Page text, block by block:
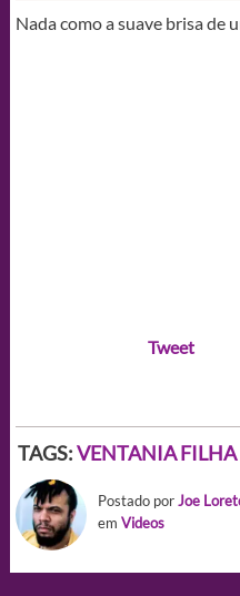
Nada como a suave brisa de
Tweet
TAGS:VENTANIA FILHA
Postado porJoe
em Videos